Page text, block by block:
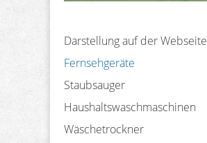
Darstellung auf der Webseite
Fernsehgeräte
Staubsauger
Haushaltswaschmaschinen
Wäschetrockner